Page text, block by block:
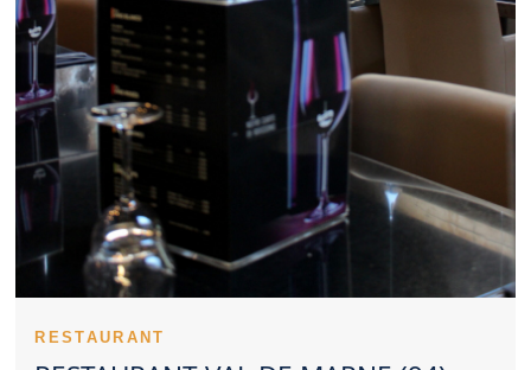
La cuisine d’un Restaurant Val de Marne peut s’orienter vers la
tradition ou l’innovation. Dans certains cas, réserver un
Restaurant Val de Marne devient presque indispensable. Les
familles apprécient un Restaurant Val de Marne pratique et
agréable. Pour un tête-à-tête, un Restaurant Val de Marne à
l’ambiance douce est idéal. Une présentation travaillée constitue
un atout supplémentaire pour un Restaurant Val de Marne. Un
Restaurant Val de Marne propre rassure naturellement les
clients. Évaluer un Restaurant Val de Marne suppose d’observer
la cuisine, le service et le cadre.
Un Restaurant Val de Marne peut marquer son territoire par la
satisfaction qu’il procure. La personnalité d’un Restaurant Val de
Marne se ressent dès les premiers instants. Un Restaurant Val
de Marne servi par un personnel disponible rassure rapidement.
Restaurant Val de Marne. Le lancement du repas valorise
RESTAURANT